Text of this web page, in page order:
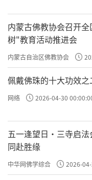
内蒙古佛教协会召开
树"教育活动推进会
内蒙古自治区佛教协会
佩戴佛珠的十大功效之
网络 2026-04-30
五一逢望日・三寺启
同赴胜缘
中华网佛学综合 2026-